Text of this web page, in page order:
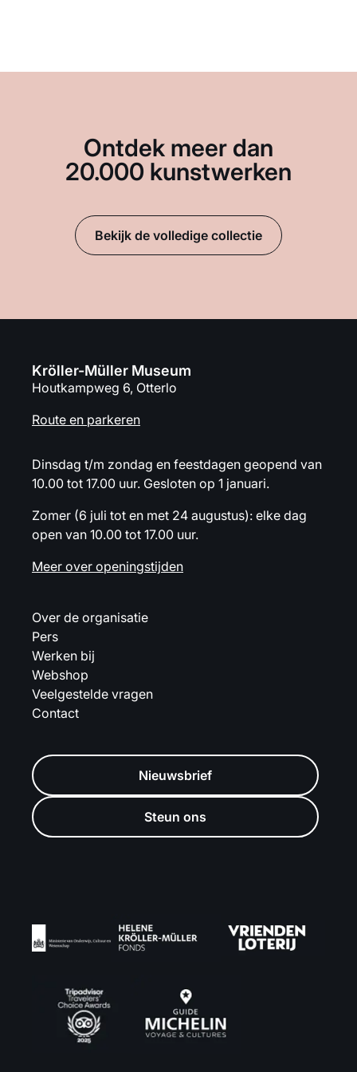
Ontdek meer dan
20.000 kunstwerken
Bekijk de volledige collectie
Kröller-Müller Museum
Houtkampweg 6, Otterlo
Route en parkeren
Dinsdag t/m zondag en feestdagen geopend van
10.00 tot 17.00 uur. Gesloten op 1 januari.
Zomer (6 juli tot en met 24 augustus): elke dag
open van 10.00 tot 17.00 uur.
Meer over openingstijden
Over de organisatie
Pers
Werken bij
Webshop
Veelgestelde vragen
Contact
Nieuwsbrief
Steun ons